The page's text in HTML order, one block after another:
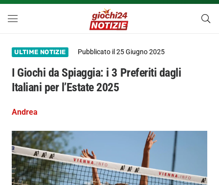
ULTIME NOTIZIE Pubblicato il25 Giugno 2025
I Giochi da Spiaggia: i 3 Preferiti dagli
Italiani per l’Estate 2025
Andrea